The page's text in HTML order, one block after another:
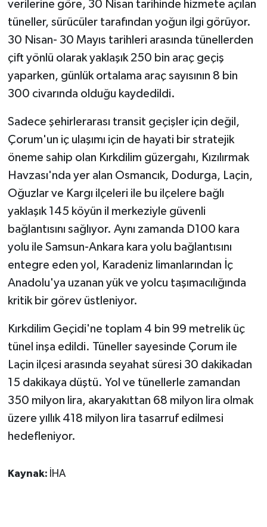
verilerine göre, 30 Nisan tarihinde hizmete açılan
tüneller, sürücüler tarafından yoğun ilgi görüyor.
30 Nisan- 30 Mayıs tarihleri arasında tünellerden
çift yönlü olarak yaklaşık 250 bin araç geçiş
yaparken, günlük ortalama araç sayısının 8 bin
300 civarında olduğu kaydedildi.
Sadece şehirlerarası transit geçişler için değil,
Çorum'un iç ulaşımı için de hayati bir stratejik
öneme sahip olan Kırkdilim güzergahı, Kızılırmak
Havzası'nda yer alan Osmancık, Dodurga, Laçin,
Oğuzlar ve Kargı ilçeleri ile bu ilçelere bağlı
yaklaşık 145 köyün il merkeziyle güvenli
bağlantısını sağlıyor. Aynı zamanda D100 kara
yolu ile Samsun-Ankara kara yolu bağlantısını
entegre eden yol, Karadeniz limanlarından İç
Anadolu'ya uzanan yük ve yolcu taşımacılığında
kritik bir görev üstleniyor.
Kırkdilim Geçidi'ne toplam 4 bin 99 metrelik üç
tünel inşa edildi. Tüneller sayesinde Çorum ile
Laçin ilçesi arasında seyahat süresi 30 dakikadan
15 dakikaya düştü. Yol ve tünellerle zamandan
350 milyon lira, akaryakıttan 68 milyon lira olmak
üzere yıllık 418 milyon lira tasarruf edilmesi
hedefleniyor.
Kaynak: İHA
POLİTİKA
Sağlık
SİYASET
TEKNOLOJİ
Turizm
ÜLKE GÜNDEMİ
YAŞAM
Yerel Haberler